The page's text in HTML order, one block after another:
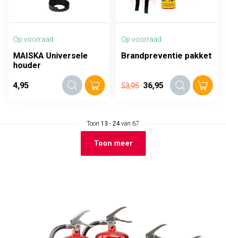
Op voorraad
MAISKA Universele
houder
4,95
Op voorraad
Brandpreventie pakket
53,95 36,95
Toon 13 - 24van 67
Toon meer